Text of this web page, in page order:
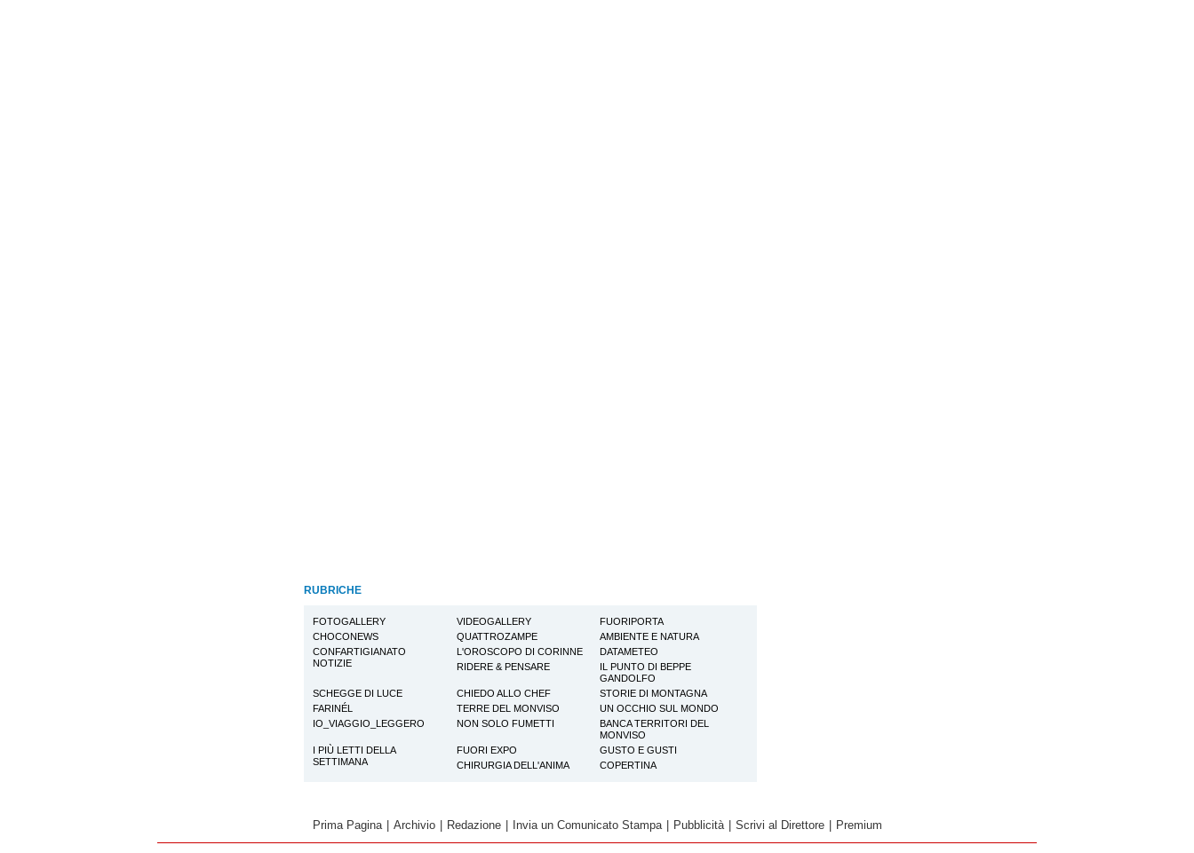
RUBRICHE
FOTOGALLERY VIDEOGALLERY
FUORIPORTA
CHOCONEWS
QUATTROZAMPE
AMBIENTE E NATURA
CONFARTIGIANATO
NOTIZIE
L'OROSCOPO DI CORINNE
DATAMETEO
RIDERE & PENSARE
IL PUNTO DI BEPPE
GANDOLFO
SCHEGGE DI LUCE
CHIEDO ALLO CHEF
STORIE DI MONTAGNA
FARINÉL
TERRE DEL MONVISO
UN OCCHIO SUL MONDO
IO_VIAGGIO_LEGGERO
NON SOLO FUMETTI
BANCA TERRITORI DEL
MONVISO
I PIÙ LETTI DELLA
SETTIMANA
FUORI EXPO
GUSTO E GUSTI
CHIRURGIA DELL'ANIMA
COPERTINA
Prima Pagina Archivio Redazione Invia un Comunicato Stampa Pubblicità Scrivi al Direttore Premium